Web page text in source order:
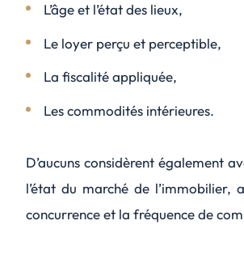
L’âge et l’état des lieux,
Le loyer perçu et perceptible,
La fiscalité appliquée,
Les commodités intérieures.
D’aucuns considèrent également
l’état du marché de l’immobilier,
concurrence et la fréquence de